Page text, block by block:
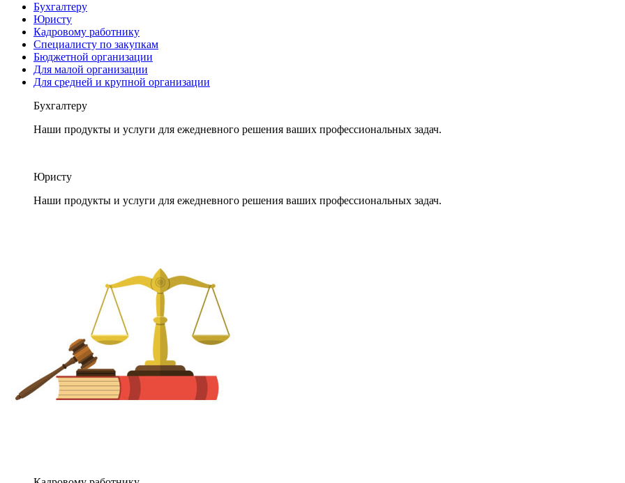
Бухгалтеру
Юристу
Кадровому работнику
Специалисту по закупкам
Бюджетной организации
Для малой организации
Для средней и крупной организации
Бухгалтеру
Наши продукты и услуги для ежедневного решения ваших профессиональных задач.
Юристу
Наши продукты и услуги для ежедневного решения ваших профессиональных задач.